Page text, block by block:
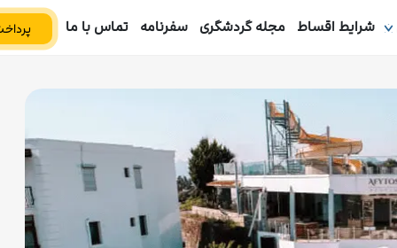
شرایط اقساط مجله گردشگری سفرنامه تماس با ما